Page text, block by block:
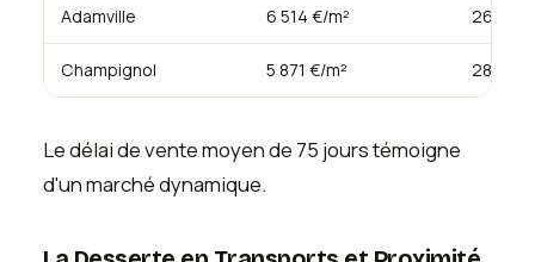
Adamville 6 514 €/m² 26 €/m²
Champignol 5 871 €/m² 28 €/m²
Le délai de vente moyen de 75 jours témoigne
d'un marché dynamique.